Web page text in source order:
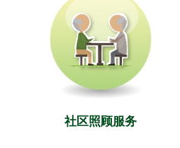
社区照顾服务